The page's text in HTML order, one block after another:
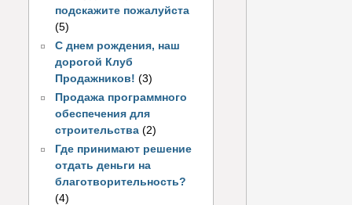
подскажите пожалуйста
(5)
С днем рождения, наш
дорогой Клуб
Продажников! (3)
Продажа программного
обеспечения для
строительства (2)
Где принимают решение
отдать деньги на
благотворительность?
(4)